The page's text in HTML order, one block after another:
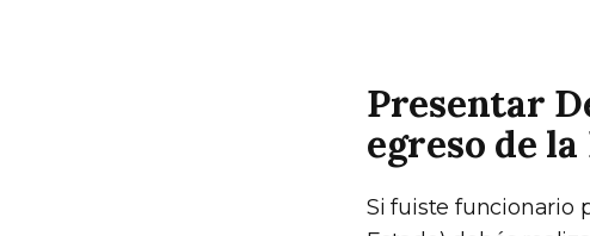
Presentar
egreso de
Si fuiste funcionario